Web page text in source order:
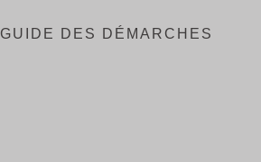
GUIDE DES DÉMARCHES